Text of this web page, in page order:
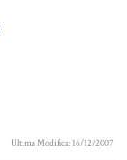
Ultima Modifica: 16/12/2007